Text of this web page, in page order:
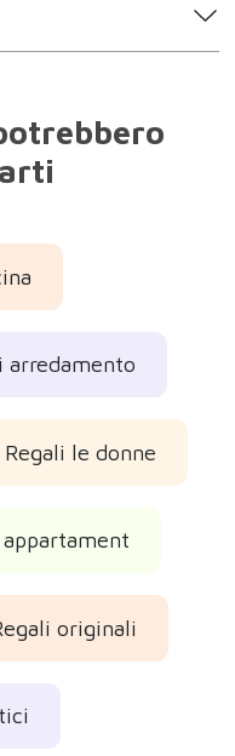
arredamento
Regali le donne
originali